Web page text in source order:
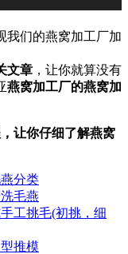
我们的燕窝加工厂加
文章 ，让你就算没有
燕窝加工厂的燕窝加
让你仔细了解燕窝
分类
毛燕
工挑毛(初挑，细
推模